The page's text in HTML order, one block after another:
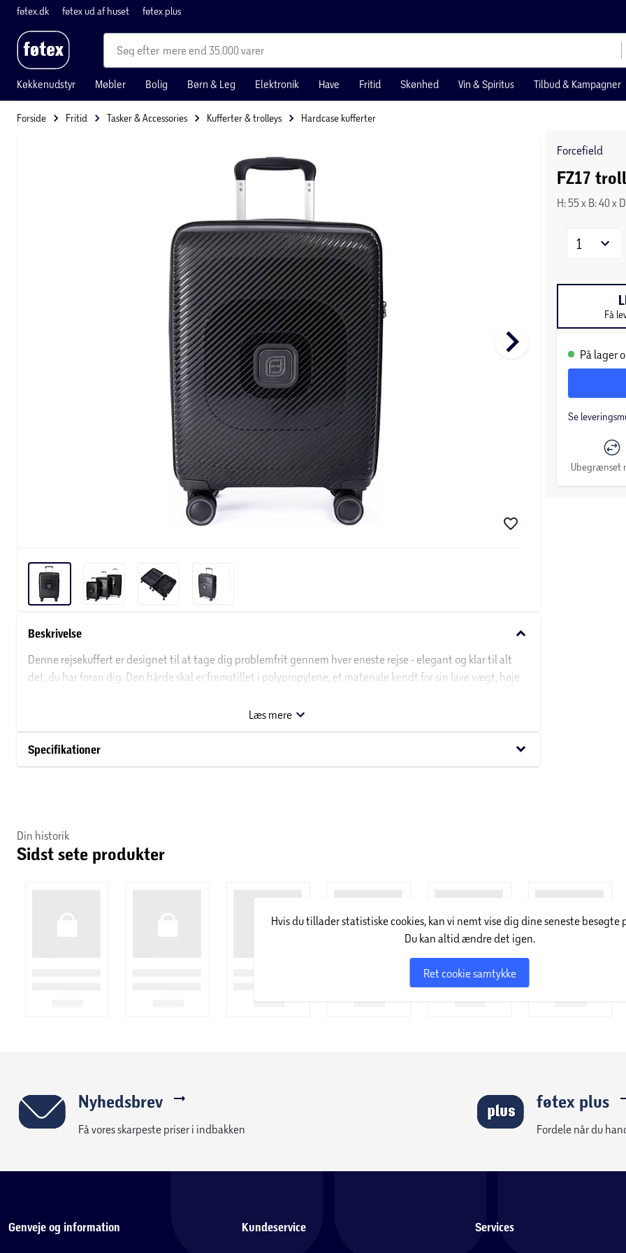
føtex.dk føtex ud af huset føtex plus
mere end 35.000 varer
Køkkenudstyr Møbler Bolig Børn & Leg Elektronik Have Fritid Skønhed Vin & Spiritus Tilbud & Kampagner
Forside Fritid Tasker & Accessories Kufferter & trolleys Hardcase kufferter
keyboard_arrow_right
Beskrivelse keyboard_arrow_down
Denne rejsekuffert er designet til at tage dig problemfrit gennem hver eneste rejse - elegant og klar til alt
det, du har foran dig. Den hårde skal er fremstillet i polypropylene, et materiale kendt for sin lave vægt, høje
Læs mere
Specifikationer keyboard_arrow_down
Forcefield
FZ17
H: 55 x B: 40 x
1
Få
På lager
Se
Ubegrænset
Din historik
Sidst sete produkter
Hvis du tillader statistiske cookies, kan vi nemt vise dig dine seneste besøgte
Du kan altid ændre det igen.
Ret cookie samtykke
Nyhedsbrev
Få vores skarpeste priser i indbakken
føtex plus
Fordele når du
Genveje og information Kundeservice Services